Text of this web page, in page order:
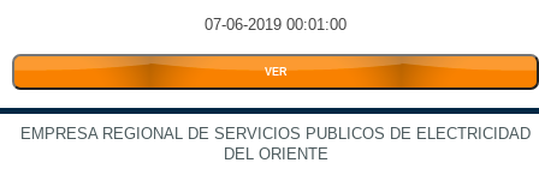
07-06-2019 00:01:00
VER
EMPRESA REGIONAL DE SERVICIOS PUBLICOS DE ELECTRICIDAD
DEL ORIENTE